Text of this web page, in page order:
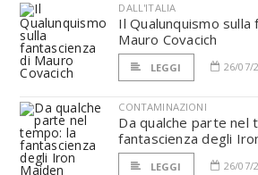
DALL'ITALIA
Il Qualunquismo sulla
Mauro Covacich
LEGGI 26/07/
CONTAMINAZIONI
Da qualche parte nel
fantascienza degli
LEGGI 26/07/